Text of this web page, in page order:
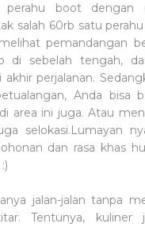
perahu boot dengan
salah 60rb satu perahu
pemandangan
di sebelah tengah,
akhir perjalanan.
Anda bisa
area ini juga. Atau
selokasi.Lumayan
dan rasa khas
jalan-jalan tanpa
Tentunya, kuliner